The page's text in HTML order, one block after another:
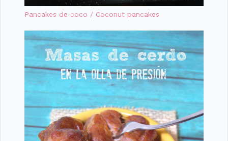
Pancakes de coco / Coconut pancakes